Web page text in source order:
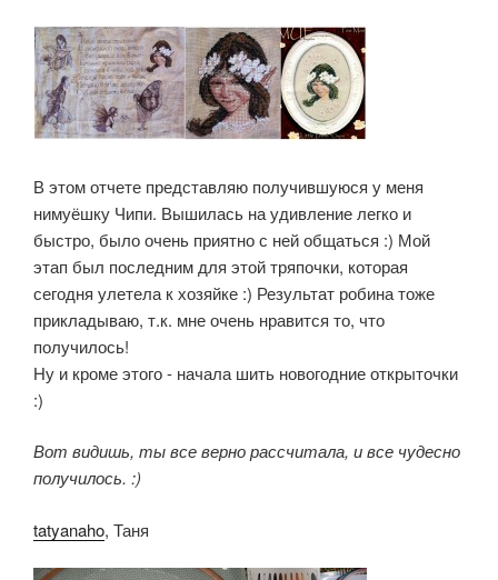
В этом отчете представляю получившуюся у меня
нимуёшку Чипи. Вышилась на удивление легко и
быстро, было очень приятно с ней общаться :) Мой
этап был последним для этой тряпочки, которая
сегодня улетела к хозяйке :) Результат робина тоже
прикладываю, т.к. мне очень нравится то, что
получилось!
Ну и кроме этого - начала шить новогодние открыточки
:)
Вот видишь, ты все верно рассчитала, и все чудесно
получилось. :)
tatyanaho, Таня